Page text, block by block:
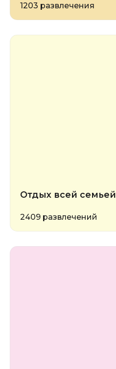
1203 развлечения
Отдых всей семьей
2409 развлечений